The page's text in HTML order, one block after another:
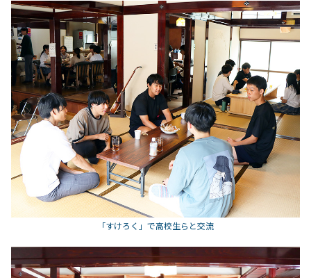
「すけろく」で高校生らと交流